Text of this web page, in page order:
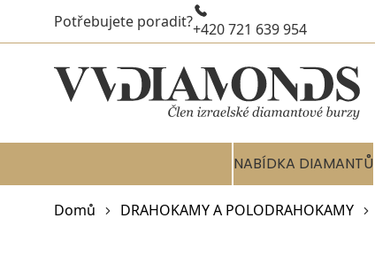
Potřebujete poradit?+420 721 639 954
NABÍDKA DIAMANTŮ
Domů DRAHOKAMY A POLODRAHOKAMY